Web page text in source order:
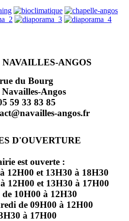
ANGOS
du Bourg
Angos
59 33 83 85
angos.fr
D'OUVERTURE
est ouverte :
12H00 et 13H30 à 18H30
12H00 et 13H30 à 17H00
10H00 à 12H30
de 09H00 à 12H00
à 17H00